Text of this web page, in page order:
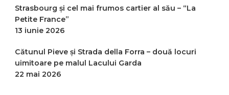
Strasbourg și cel mai frumos cartier al său – “La
Petite France”
13 iunie 2026
Cătunul Pieve și Strada della Forra – două locuri
uimitoare pe malul Lacului Garda
22 mai 2026